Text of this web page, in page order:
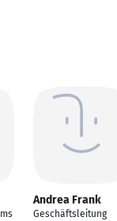
Andrea Frank
Geschäftsleitung